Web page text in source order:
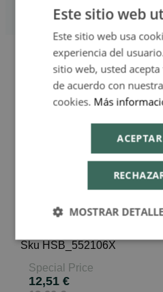
Gripe y
Memoria y
Skip to the end of the
Skip to the beginning of the
Doble tubo
BOIRON
HSB_552106X
Special Price
12,51 €
Este sitio web
Este sitio web usa
experiencia del
sitio web, usted
de acuerdo con
cookies. Más
MOSTRAR